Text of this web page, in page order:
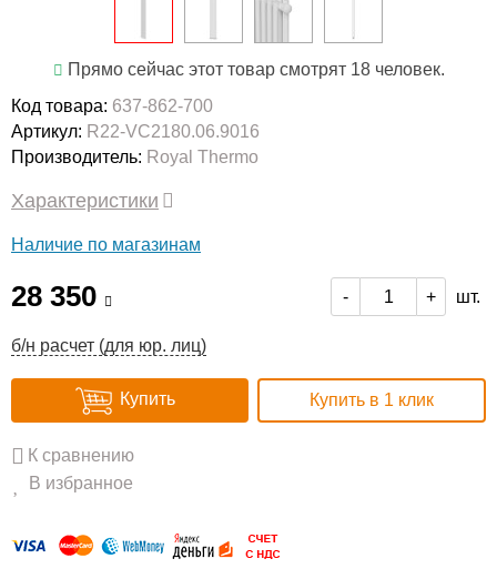
Прямо сейчас этот товар смотрят 18 человек.
Код товара: 637-862-700
Артикул: R22-VC2180.06.9016
Производитель: Royal Thermo
Характеристики
Наличие по магазинам
28 350 - + шт.
б/н расчет (для юр. лиц)
Купить Купить в 1 клик
К сравнению
В избранное